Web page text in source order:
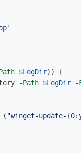
$LogDir))
{
-Path $LogDir
-
( "winget-update-